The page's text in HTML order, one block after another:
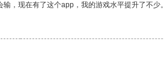
，现在有了这个app，我的游戏水平提升了不少。